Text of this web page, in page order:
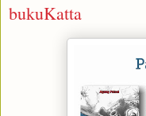
bukuKatta